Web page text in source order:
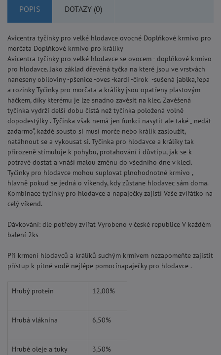
POPIS DOTAZY (0)
Avicentra tyčinky pro velké hlodavce ovocné Doplňkové krmivo pro
morčata Doplňkové krmivo pro králíky
Avicentra tyčinky pro velké hlodavce se ovocem - doplňkové krmivo
pro hlodavce. Jako základ dřevěná tyčka na které jsou ve vrstvách
naneseny obiloviny -pšenice -oves -kardi -čirok -sušená jablka,řepa
a rozinky Tyčinky pro morčata a králíky jsou opatřeny plastovým
háčkem, díky kterému je lze snadno zavěsit na klec. Zavěšená
tyčinka vydrží delší dobu čistá než tyčinka položená volně
dopodestýlky . Tyčinka však nemá jen funkci nasytit ale také „ nedát
zadarmo“, každé sousto si musí morče nebo králík zasloužit,
natáhnout se a vykousat si. Tyčinka pro hlodavce a králíky tak
přirozeně stimuluje k pohybu, protahování i důvtipu, jak se k
potravě dostat a vnáší malou změnu do všedního dne v kleci.
Tyčinky pro hlodavce mohou suplovat plnohodnotné krmivo ,
hlavně pokud se jedná o víkendy, kdy zůstane hlodavec sám doma.
Kombinace tyčinky pro hlodavce a napaječky zajistí Vaše zvířátko na
celý víkend.
Dávkování: dle potřeby zvířat Vyrobeno v české republice V každém
balení 2ks
Při krmení hlodavců a králíků suchým krmivem nezapomeňte zajistit
přístup k pitné vodě nejlépe pomocínapaječky pro hlodavce .
Hrubý protein 12,00%
Hrubá vláknina 6,50%
Hrubé oleje a tuky 3,50%